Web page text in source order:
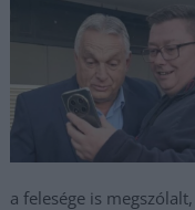
a felesége is